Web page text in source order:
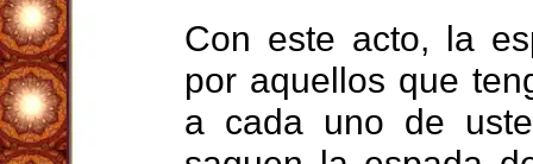
Con este acto, la
por aquellos que
a cada uno de